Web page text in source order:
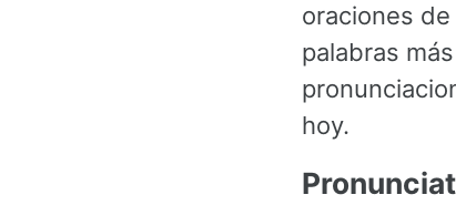
oraciones
palabras
hoy.